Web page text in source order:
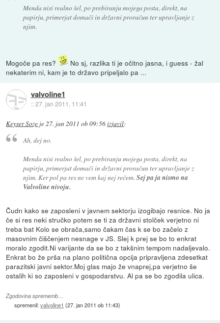
Menda nisi realno šel, po prebiranju mojega posta, direkt, na
papirju, primerjat domači in državni proračun ter upravljanje z
njim.
Mogoče pa res?
No sj, razlika ti je očitno jasna, i guess - žal
nekaterim ni, kam je to državo pripeljalo pa ...
valvoline1
::27. jan 2011, 11:41
Keyser Soze je27. jan 2011 ob 09:56izjavil:
Ah, dej no.
Menda nisi realno šel, po prebiranju mojega posta, direkt, na
papirju, primerjat domači in državni proračun ter upravljanje z
njim. Ker pol pa res ne vem kaj nej rečem. Sej pa ja nismo na
Valvoline nivoju.
Čudn kako se zaposleni v javnem sektorju izogibajo resnice. No ja
če si res neki stručko potem se ti za državni stolček verjetno ni
treba bat Kolo se obrača,samo čakam čas k se bo začelo z
masovnim čiščenjem nesnage v JS. Slej k prej se bo to enkrat
moralo zgodit.Ni varijante da se bo z takšnim tempom nadaljevalo.
Enkrat bo že prša na plano politična opcija pripravljena zdesetkat
parazitski javni sektor.Moj glas majo že vnaprej,pa verjetno še
ostalih ki so zaposleni v gospodarstvu. Al pa se bo zgodila ulica.
Zgodovina sprememb…
spremenil:valvoline1 (27. jan 2011 ob 11:43)